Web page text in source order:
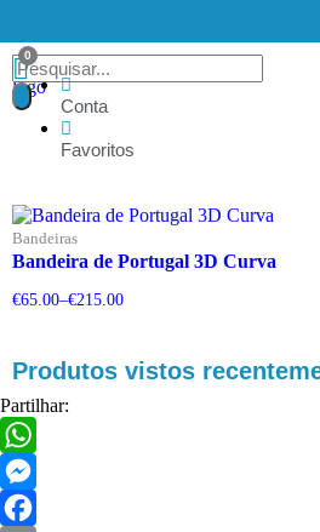
Conta
Favoritos
Bandeiras
Bandeira de Portugal 3D Curva
€65.00–€215.00
Produtos vistos
Partilhar:
WhatsApp
Messenger